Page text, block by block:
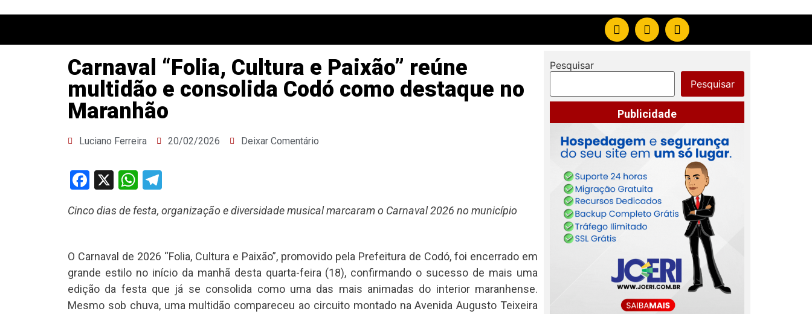
Carnaval “Folia, Cultura e Paixão” reúne
multidão e consolida Codó como destaque no
Maranhão
Luciano Ferreira 20/02/2026 Deixar Comentário
Facebook
X WhatsApp
Cinco dias de festa, organização e diversidade musical marcaram o Carnaval 2026 no município
O Carnaval de 2026 “Folia, Cultura e Paixão”, promovido pela Prefeitura de Codó, foi encerrado em
grande estilo no início da manhã desta quarta-feira (18), confirmando o sucesso de mais uma
edição da festa que já se consolida como uma das mais animadas do interior maranhense.
Mesmo sob chuva, uma multidão compareceu ao circuito montado na Avenida Augusto Teixeira
Pesquisar
Pesquisar
Publicidade